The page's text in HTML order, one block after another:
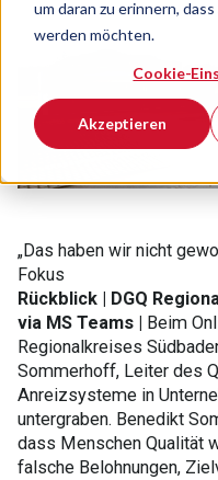
um daran zu erinnern,
werden möchten.
Cookie-
Akzeptieren
„Das haben wir nicht
Fokus
Rückblick | DGQ
via MS Teams | Beim
Regionalkreises
Sommerhoff, Leiter des
Anreizsysteme in
untergraben. Benedikt
dass Menschen Qualität
falsche Belohnungen,